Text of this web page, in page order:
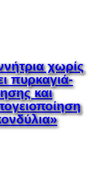
χωρίς
πυρκαγιά-
και